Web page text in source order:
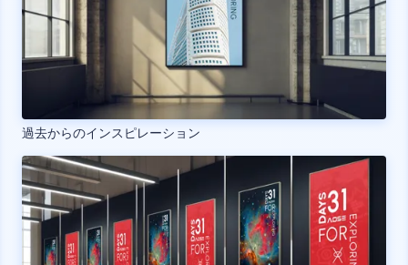
過去からのインスピレーション